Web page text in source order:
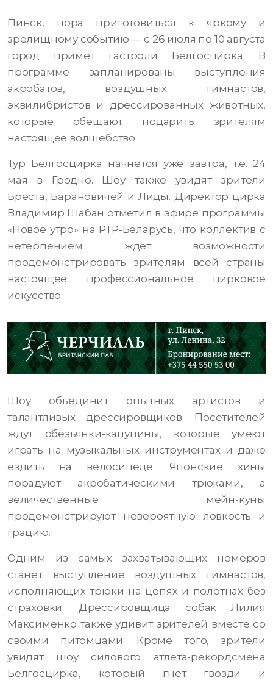
Пинск, пора приготовиться к яркому и
зрелищному событию — с 26 июля по 10 августа
город примет гастроли Белгосцирка. В
программе запланированы выступления
акробатов, воздушных гимнастов,
эквилибристов и дрессированных животных,
которые обещают подарить зрителям
настоящее волшебство.
Тур Белгосцирка начнется уже завтра, т.е. 24
мая в Гродно. Шоу также увидят зрители
Бреста, Барановичей и Лиды. Директор цирка
Владимир Шабан отметил в эфире программы
«Новое утро» на РТР-Беларусь, что коллектив с
нетерпением ждет возможности
продемонстрировать зрителям всей страны
настоящее профессиональное цирковое
искусство.
Шоу объединит опытных артистов и
талантливых дрессировщиков. Посетителей
ждут обезьянки-капуцины, которые умеют
играть на музыкальных инструментах и даже
ездить на велосипеде. Японские хины
порадуют акробатическими трюками, а
величественные мейн-куны
продемонстрируют невероятную ловкость и
грацию.
Одним из самых захватывающих номеров
станет выступление воздушных гимнастов,
исполняющих трюки на цепях и полотнах без
страховки. Дрессировщица собак Лилия
Максименко также удивит зрителей вместе со
своими питомцами. Кроме того, зрители
увидят шоу силового атлета-рекордсмена
Белгосцирка, который гнет гвозди и